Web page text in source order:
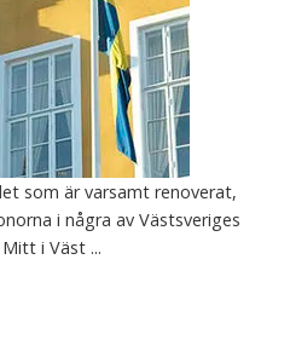
som är varsamt renoverat,
i några av Västsveriges
i Väst ...